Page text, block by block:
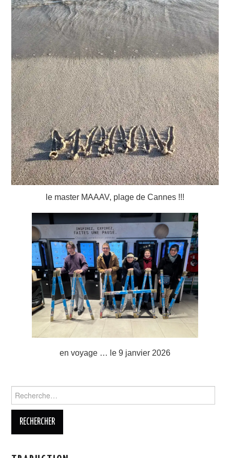
le master MAAAV, plage de Cannes !!!
en voyage … le 9 janvier 2026